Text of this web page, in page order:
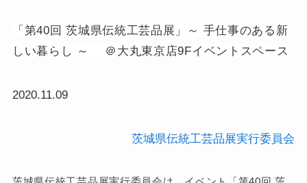
「第40回 茨城県伝統工芸品展」～ 手仕事のある新
しい暮らし ～ ＠大丸東京店9Fイベントスペース
2020.11.09
茨城県伝統工芸品展実行委員会